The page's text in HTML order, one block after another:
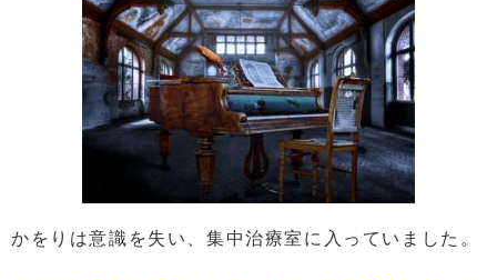
かをりは意識を失い、集中治療室に入っていました。